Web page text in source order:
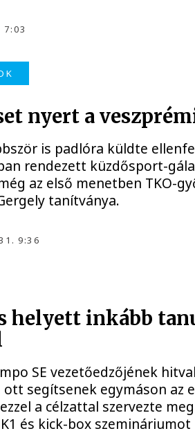
7:03
nyert a
is padlóra küldte
rendezett küzdősport-
az első menetben TKO-
tanítványa.
9:36
helyett inkább
SE vezetőedzőjének
ott segítsenek egymáson az
a célzattal szervezte
és kick-box